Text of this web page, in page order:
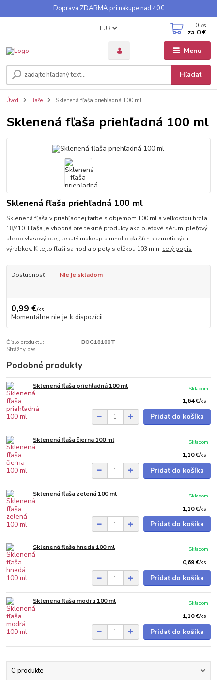
Doprava ZDARMA pri nákupe nad 40€
Menu
EUR
Hľadať
0 ks
za 0 €
Úvod Fľaše Sklenená fľaša priehľadná 100 ml
Sklenená fľaša priehľadná 100 ml
Sklenená fľaša priehľadná 100 ml
Sklenená fľaša v priehľadnej farbe s objemom 100 ml a veľkosťou hrdla
18/410. Fľaša je vhodná pre tekuté produkty ako pleťové sérum, pleťový
alebo vlasový olej, tekutý makeup a mnoho ďalších kozmetických
výrobkov. K tejto fľaši sa hodia pipety s dĺžkou 103 mm. celý popis
Dostupnosť Nie je skladom
0,99 €/ks
Momentálne nie je k dispozícii
Číslo produktu:
BOG18100T
Strážny pes
Podobné produkty
Sklenená fľaša priehľadná 100 ml
1,64 €/ks
Skladom
Pridať do košíka
Sklenená fľaša čierna 100 ml
1,10 €/ks
Skladom
Pridať do košíka
Sklenená fľaša zelená 100 ml
1,10 €/ks
Skladom
Pridať do košíka
Sklenená fľaša hnedá 100 ml
0,69 €/ks
Skladom
Pridať do košíka
Sklenená fľaša modrá 100 ml
1,10 €/ks
Skladom
Pridať do košíka
O produkte